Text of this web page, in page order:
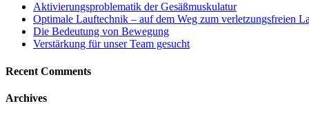
Aktivierungsproblematik der Gesäßmuskulatur
Optimale Lauftechnik – auf dem Weg zum verletzungsfreien
Die Bedeutung von Bewegung
Verstärkung für unser Team gesucht
Recent Comments
Archives